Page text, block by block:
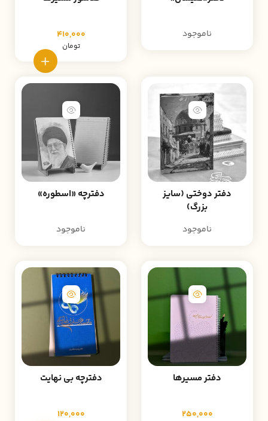
ناموجود 410,000
تومان
دفتر دوختی (سایز
بزرگ)
ناموجود
دفترچه «اسطوره»
ناموجود
دفتر مسیرها
250,000
دفترچه بی نهایت
120,000